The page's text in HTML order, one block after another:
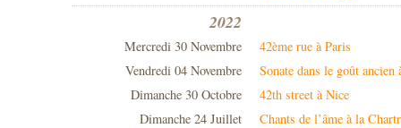
2022
Mercredi 30 Novembre
42ème rue à Paris
Vendredi 04 Novembre
Sonate dans le goût
Dimanche 30 Octobre
42th street à Nice
Dimanche 24 Juillet
Chants de l’âme à la